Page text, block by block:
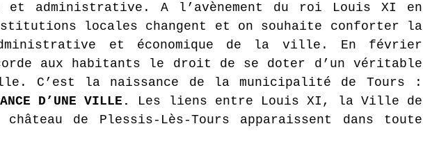
et administrative. A l’avènement du roi Louis XI en
locales changent et on souhaite conforter la
et économique de la ville. En février
aux habitants le droit de se doter d’un véritable
D’UNE VILLE. Les liens entre Louis XI, la Ville de
de Plessis-Lès-Tours apparaissent dans toute